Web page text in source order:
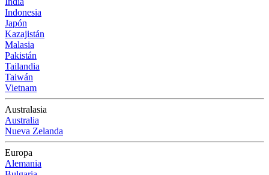
Indonesia
Japón
Kazajistán
Malasia
Pakistán
Tailandia
Taiwán
Vietnam
Australasia
Australia
Nueva Zelanda
Europa
Alemania